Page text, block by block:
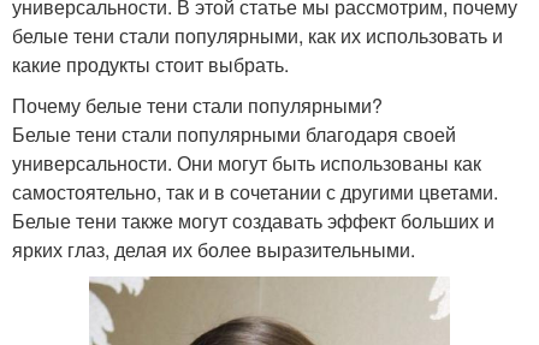
универсальности. В этой статье мы рассмотрим, почему
белые тени стали популярными, как их использовать и
какие продукты стоит выбрать.
Почему белые тени стали популярными?
Белые тени стали популярными благодаря своей
универсальности. Они могут быть использованы как
самостоятельно, так и в сочетании с другими цветами.
Белые тени также могут создавать эффект больших и
ярких глаз, делая их более выразительными.